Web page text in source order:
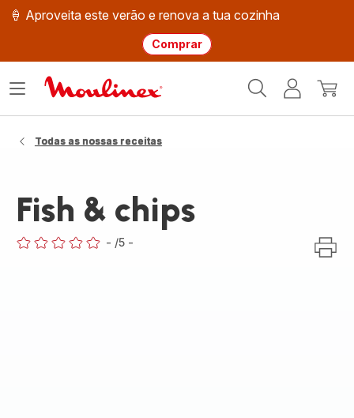
🍦 Aproveita este verão e renova a tua cozinha
Comprar
Moulinex
O
Abrir
Todas as nossas receitas
Fish & chips
- /5 -